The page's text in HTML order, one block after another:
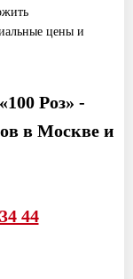
цены и
Роз» -
в Москве и
44